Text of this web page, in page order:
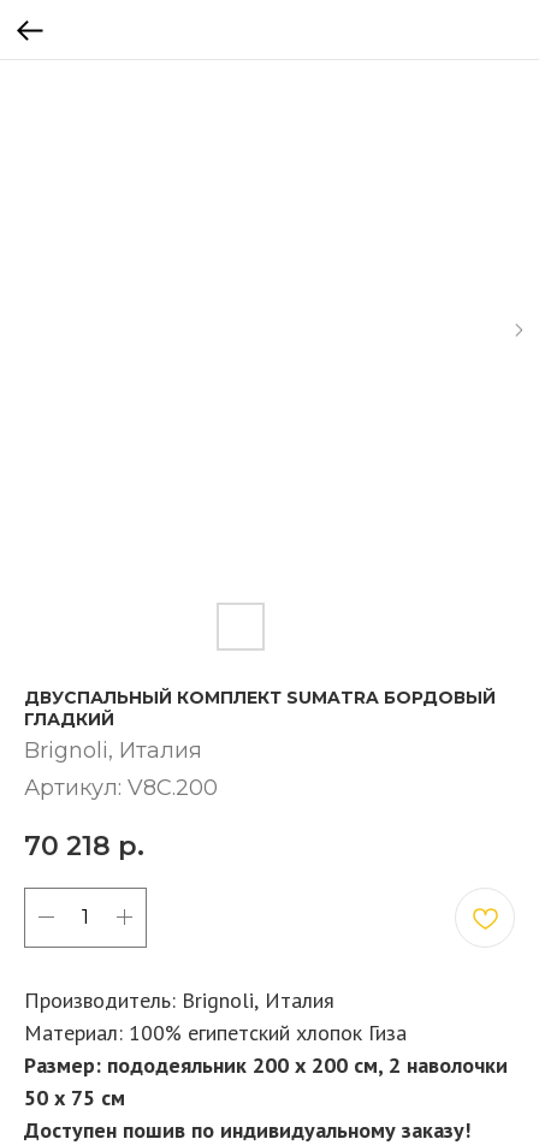
ДВУСПАЛЬНЫЙ КОМПЛЕКТ SUMATRA БОРДОВЫЙ
ГЛАДКИЙ
Brignoli, Италия
Артикул: V8C.200
70 218 р.
Производитель: Brignoli, Италия
Материал: 100% египетский хлопок Гиза
Размер: пододеяльник 200 х 200 см, 2 наволочки
50 х 75 см
Доступен пошив по индивидуальному заказу!